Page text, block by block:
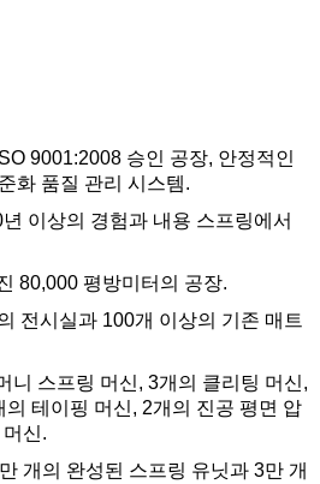
9001:2008 승인 공장, 안정적인
화 품질 관리 시스템.
이상의 경험과 내용 스프링에서
80,000 평방미터의 공장.
전시실과 100개 이상의 기존 매트
니 스프링 머신, 3개의 클리팅 머신,
테이핑 머신, 2개의 진공 평면 압
신.
개의 완성된 스프링 유닛과 3만 개